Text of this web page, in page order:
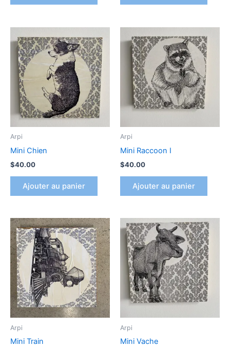
Arpi
Mini Chien
$40.00
Ajouter au panier
Arpi
Mini Raccoon I
$40.00
Ajouter au panier
Arpi
Mini Train
Arpi
Mini Vache